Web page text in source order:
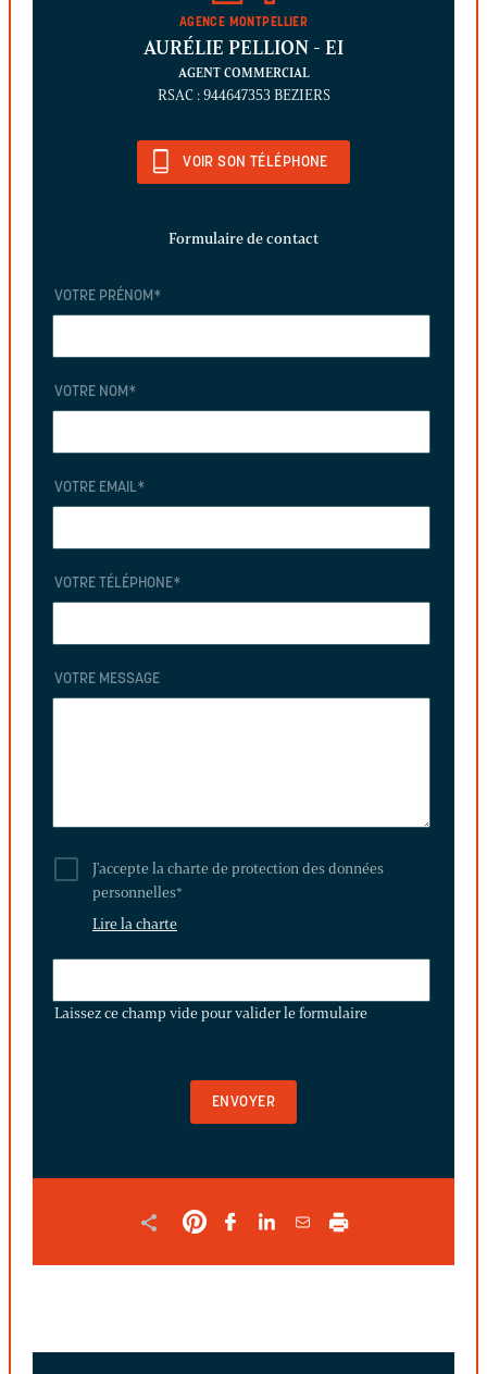
AGENCE MONTPELLIER
AURÉLIE PELLION - EI
AGENT COMMERCIAL
RSAC : 944647353 BEZIERS
VOIR SON TÉLÉPHONE
Formulaire de contact
VOTRE PRÉNOM *
VOTRE NOM *
VOTRE EMAIL*
VOTRE TÉLÉPHONE*
VOTRE MESSAGE
J'accepte la charte de protection des données
personnelles*
Lire la charte
CHAMP
Laissez ce champ vide pour valider le formulaire